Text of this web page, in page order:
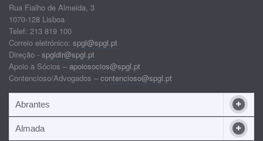
Rua Fialho de Almeida, 3
1070-128 Lisboa
Telef: 213 819 100
Correio eletrónico: spgl@spgl.pt
Direção - spgldir@spgl.pt
Apoio a Sócios – apoiosocios@spgl.pt
Contencioso/Advogados – contencioso@spgl.pt
Abrantes
Almada